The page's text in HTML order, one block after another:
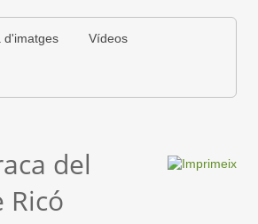
d'imatges Vídeos
del
Ricó